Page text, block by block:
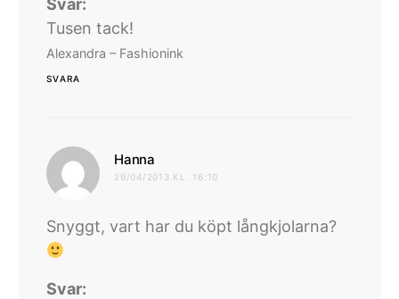
Svar:
Tusen tack!
Alexandra – Fashionink
SVARA
Hanna
29/04/2013 KL. 16:10
Snyggt, vart har du köpt långkjolarna?
Svar: